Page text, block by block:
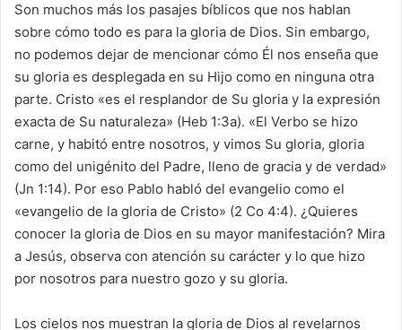
Son muchos más los pasajes bíblicos que nos hablan
sobre cómo todo es para la gloria de Dios. Sin embargo,
no podemos dejar de mencionar cómo Él nos enseña que
su gloria es desplegada en su Hijo como en ninguna otra
parte. Cristo «es el resplandor de Su gloria y la expresión
exacta de Su naturaleza» (Heb 1:3a). «El Verbo se hizo
carne, y habitó entre nosotros, y vimos Su gloria, gloria
como del unigénito del Padre, lleno de gracia y de verdad»
(Jn 1:14). Por eso Pablo habló del evangelio como el
«evangelio de la gloria de Cristo» (2 Co 4:4). ¿Quieres
conocer la gloria de Dios en su mayor manifestación? Mira
a Jesús, observa con atención su carácter y lo que hizo
por nosotros para nuestro gozo y su gloria.
Los cielos nos muestran la gloria de Dios al revelarnos